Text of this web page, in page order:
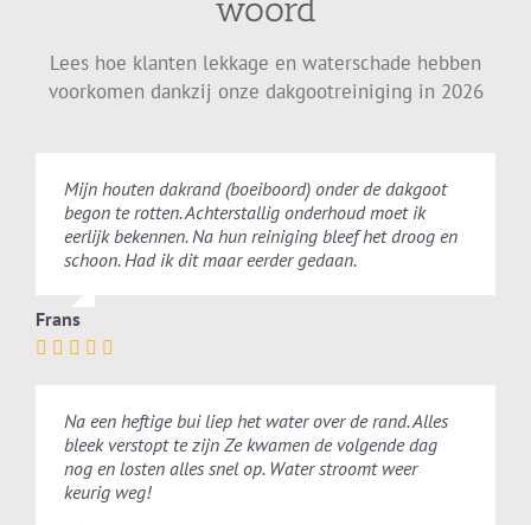
woord
Lees hoe klanten lekkage en waterschade hebben
voorkomen dankzij onze dakgootreiniging in 2026
Mijn houten dakrand (boeiboord) onder de dakgoot
begon te rotten. Achterstallig onderhoud moet ik
eerlijk bekennen. Na hun reiniging bleef het droog en
schoon. Had ik dit maar eerder gedaan.
Frans
Na een heftige bui liep het water over de rand. Alles
bleek verstopt te zijn Ze kwamen de volgende dag
nog en losten alles snel op. Water stroomt weer
keurig weg!